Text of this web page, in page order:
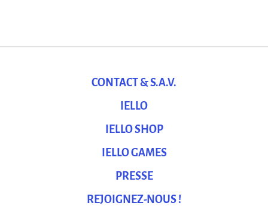
CONTACT & S.A.V.
IELLO
IELLO SHOP
IELLO GAMES
PRESSE
REJOIGNEZ-NOUS !